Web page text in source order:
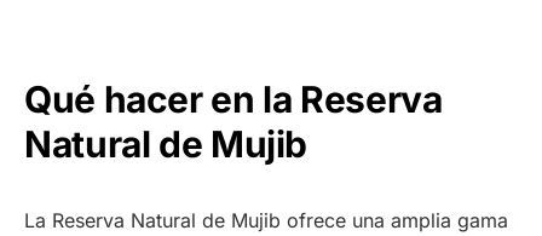
Qué hacer en la Reserva
Natural de Mujib
La Reserva Natural de Mujib ofrece una amplia gama